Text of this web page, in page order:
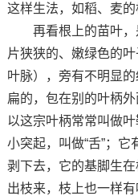
这样生法，如稻、麦的
再看根上的苗叶，
片狭狭的、嫩绿色的
叶脉），旁有不明显
扁的，包在别的叶柄
以这宗叶柄常常叫做
小突起，叫做“舌”；
剥下去，它的基脚生
出枝来，枝上也一样有